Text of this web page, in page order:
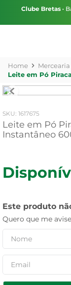
Clube Bretas •
Mercearia
Leite em Pó
: 1617675
Leite em Pó
Instantâneo
Este produto
Quero que me